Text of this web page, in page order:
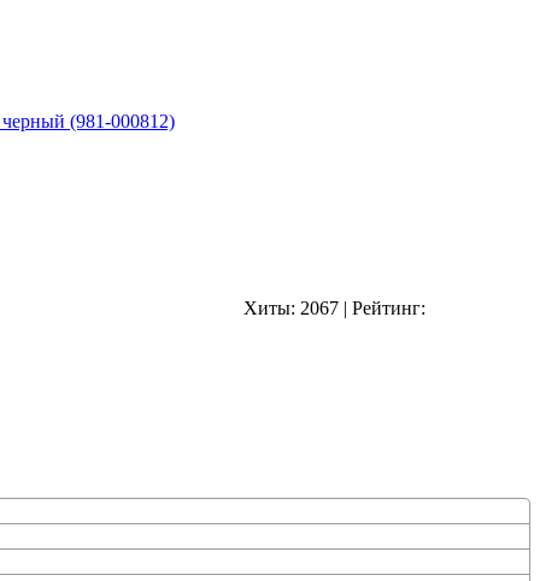
(981-000812)
Хиты: 2067 | Рейтинг: